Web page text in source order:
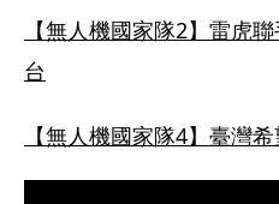
【無人機國家隊2】雷虎
台
【無人機國家隊4】臺灣